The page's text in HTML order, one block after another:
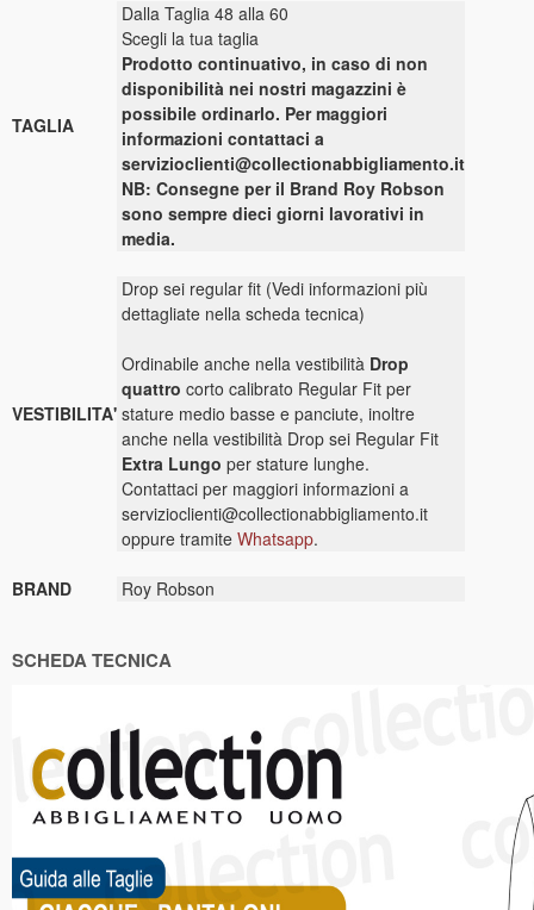
TAGLIA
Dalla Taglia 48 alla 60
Scegli la tua taglia
Prodotto continuativo, in caso di non
disponibilità nei nostri magazzini è
possibile ordinarlo. Per maggiori
informazioni contattaci a
servizioclienti@collectionabbigliamento.it
NB: Consegne per il Brand Roy Robson
sono sempre dieci giorni lavorativi in
media.
VESTIBILITA'
Drop sei regular fit (Vedi informazioni più
dettagliate nella scheda tecnica)
Ordinabile anche nella vestibilità Drop
quattro corto calibrato Regular Fit per
stature medio basse e panciute, inoltre
anche nella vestibilità Drop sei Regular Fit
Extra Lungo per stature lunghe.
Contattaci per maggiori informazioni a
servizioclienti@collectionabbigliamento.it
oppure tramite Whatsapp.
BRAND Roy Robson
SCHEDA TECNICA